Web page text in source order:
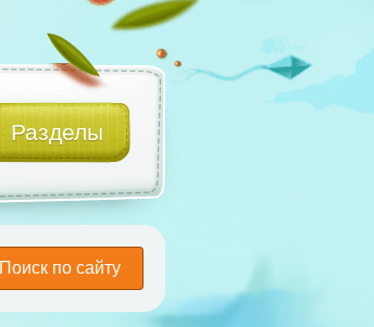
Разделы
Поиск по сайту